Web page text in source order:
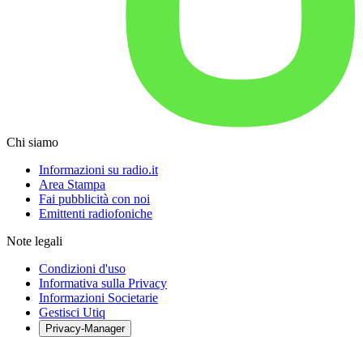
Chi siamo
Informazioni su radio.it
Area Stampa
Fai pubblicità con noi
Emittenti radiofoniche
Note legali
Condizioni d'uso
Informativa sulla Privacy
Informazioni Societarie
Gestisci Utiq
Privacy-Manager